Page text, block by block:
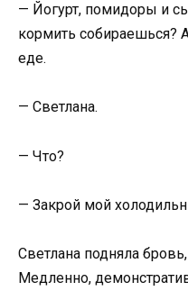
— Йогурт, помидоры и
кормить собираешься?
еде.
— Светлана.
— Что?
— Закрой мой
Светлана подняла
Медленно,